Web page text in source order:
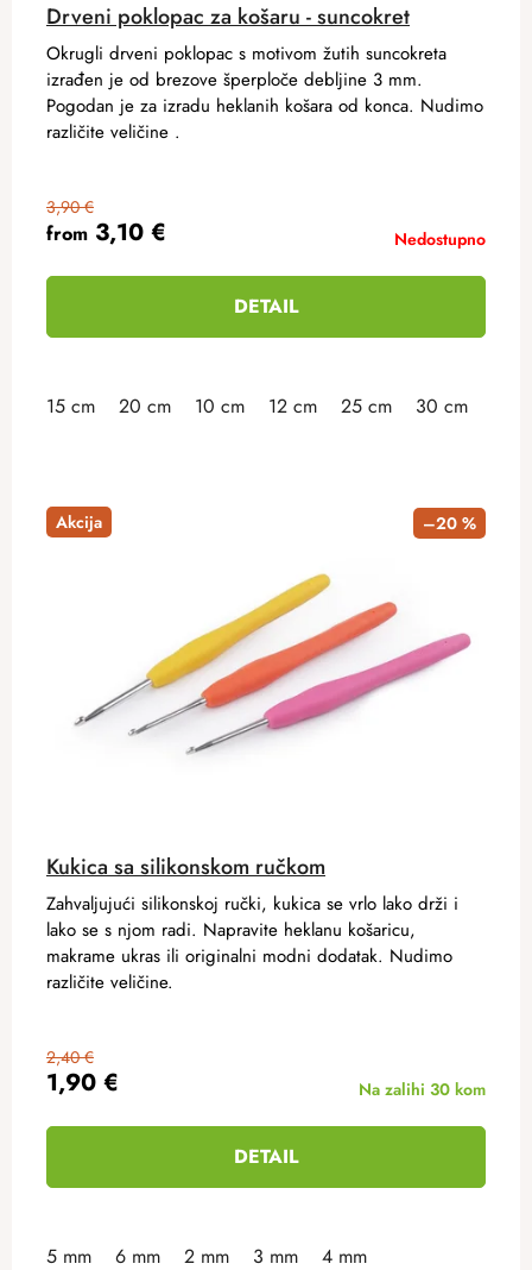
Drveni poklopac za košaru - suncokret
from 3,10 €
3,90 €
Nedostupno
DETAIL
Okrugli drveni poklopac s motivom žutih suncokreta
izrađen je od brezove šperploče debljine 3 mm.
Pogodan je za izradu heklanih košara od konca. Nudimo
različite veličine .
15 cm 20 cm 10 cm 12 cm 25 cm 30 cm
Akcija –20 %
Kukica sa silikonskom ručkom
1,90 €
2,40 €
Na zalihi 30 kom
DETAIL
Zahvaljujući silikonskoj ručki, kukica se vrlo lako drži i
lako se s njom radi. Napravite heklanu košaricu,
makrame ukras ili originalni modni dodatak. Nudimo
različite veličine.
5 mm 6 mm 2 mm 3 mm 4 mm